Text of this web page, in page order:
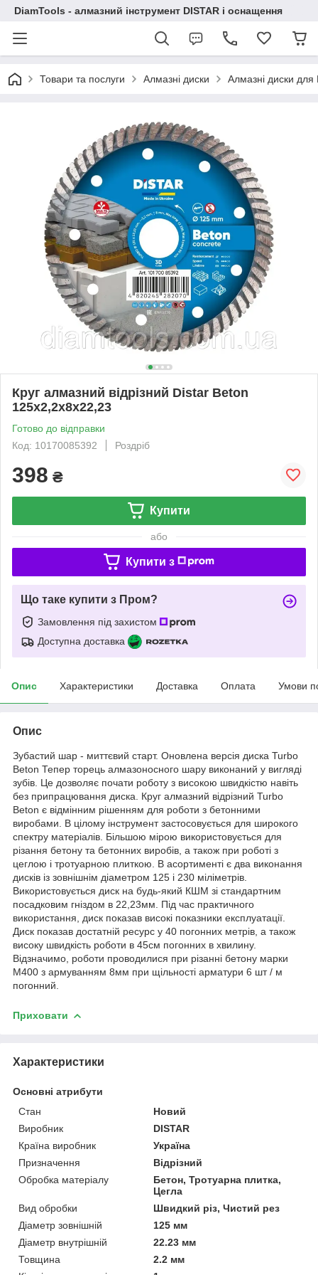
DiamTools - алмазний інструмент DISTAR і оснащення
Товари та послуги Алмазні диски Алмазні диски
Круг алмазний вiдрiзний Distar Beton
125x2,2x8x22,23
Готово до відправки
Код: 10170085392
Роздріб
398 ₴
Купити
або
Купити з
Що таке купити з Пром?
Замовлення під захистом
Доступна доставка
Опис Характеристики Доставка Оплата Умови
Опис
Зубастий шар - миттєвий старт. Оновлена версія диска Turbo
Beton Тепер торець алмазоносного шару виконаний у вигляді
зубів. Це дозволяє почати роботу з високою швидкістю навіть
без припрацювання диска. Круг алмазний відрізний Turbo
Beton є відмінним рішенням для роботи з бетонними
виробами. В цілому інструмент застосовується для широкого
спектру матеріалів. Більшою мірою використовується для
різання бетону та бетонних виробів, а також при роботі з
цеглою і тротуарною плиткою. В асортименті є два виконання
дисків із зовнішнім діаметром 125 і 230 міліметрів.
Використовується диск на будь-який КШМ зі стандартним
посадковим гніздом в 22,23мм. Під час практичного
використання, диск показав високі показники експлуатації.
Диск показав достатній ресурс у 40 погонних метрів, а також
високу швидкість роботи в 45см погонних в хвилину.
Відзначимо, роботи проводилися при різанні бетону марки
М400 з армуванням 8мм при щільності арматури 6 шт / м
погонний.
Приховати
Характеристики
Основні атрибути
Стан
Новий
Виробник
DISTAR
Країна виробник
Україна
Призначення
Відрізний
Обробка матеріалу
Бетон, Тротуарна плитка,
Цегла
Вид обробки
Швидкий різ, Чистий рез
Діаметр зовнішній
125 мм
Діаметр внутрішній
22.23 мм
Товщина
2.2 мм